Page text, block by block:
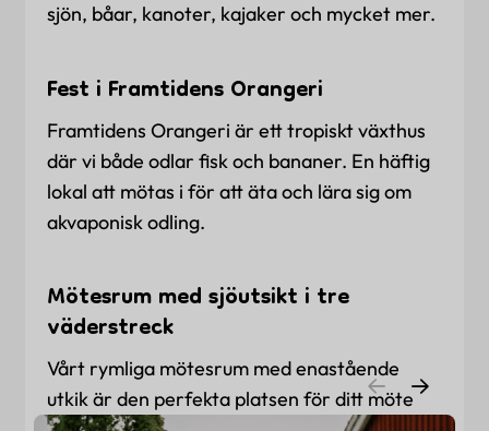
sjön, båar, kanoter, kajaker och mycket mer.
Fest i Framtidens Orangeri
Framtidens Orangeri är ett tropiskt växthus
där vi både odlar fisk och bananer. En häftig
lokal att mötas i för att äta och lära sig om
akvaponisk odling.
Mötesrum med sjöutsikt i tre
väderstreck
Vårt rymliga mötesrum med enastående
utkik är den perfekta platsen för ditt möte